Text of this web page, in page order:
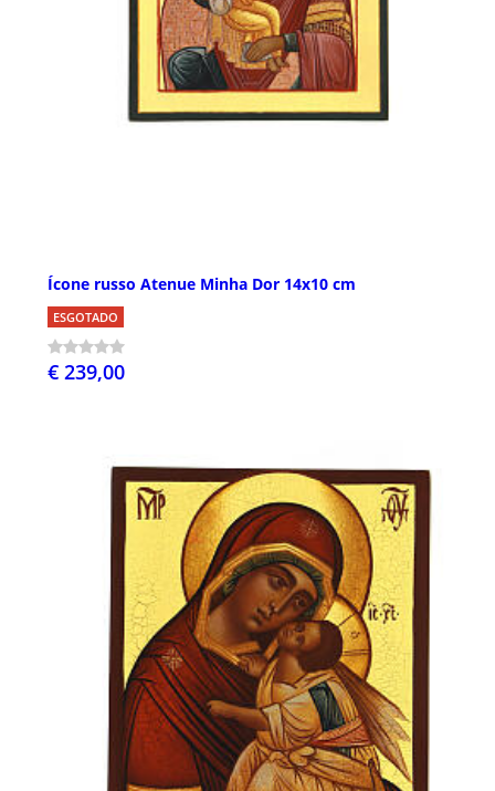
Ícone russo Atenue Minha Dor 14x10 cm
ESGOTADO
€ 239,00